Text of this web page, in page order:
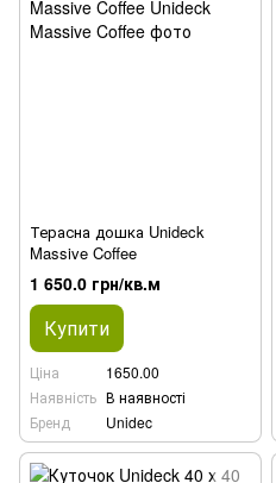
Терасна дошка Unideck
Massive Coffee
1 650.0 грн/кв.м
Купити
Ціна
1650.00
Наявність В наявності
Бренд
Unidec